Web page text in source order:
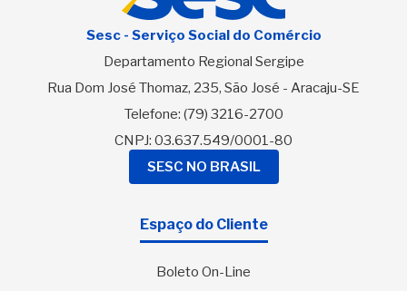
Sesc - Serviço Social do Comércio
Departamento Regional Sergipe
Rua Dom José Thomaz, 235, São José - Aracaju-SE
Telefone: (79) 3216-2700
CNPJ: 03.637.549/0001-80
SESC NO BRASIL
Espaço do Cliente
Boleto On-Line